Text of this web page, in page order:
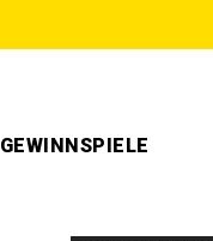
GEWINNSPIELE